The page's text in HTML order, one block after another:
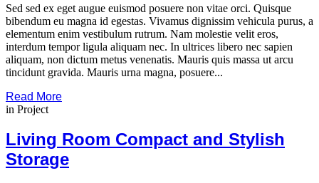
Sed sed ex eget augue euismod posuere non vitae orci. Quisque
bibendum eu magna id egestas. Vivamus dignissim vehicula purus, a
elementum enim vestibulum rutrum. Nam molestie velit eros,
interdum tempor ligula aliquam nec. In ultrices libero nec sapien
aliquam, non dictum metus venenatis. Mauris quis massa ut arcu
tincidunt gravida. Mauris urna magna, posuere...
Read More
in Project
Living Room Compact and Stylish
Storage